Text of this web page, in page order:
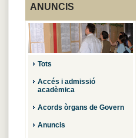
ANUNCIS
Tots
Accés i admissió
acadèmica
Acords òrgans de Govern
Anuncis